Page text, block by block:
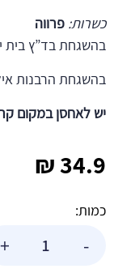
34.9
₪
כמות:
-
+
כשרות: פרווה
בהשגחת בד”ץ בית
בהשגחת הרבנות
יש לאחסן במקום